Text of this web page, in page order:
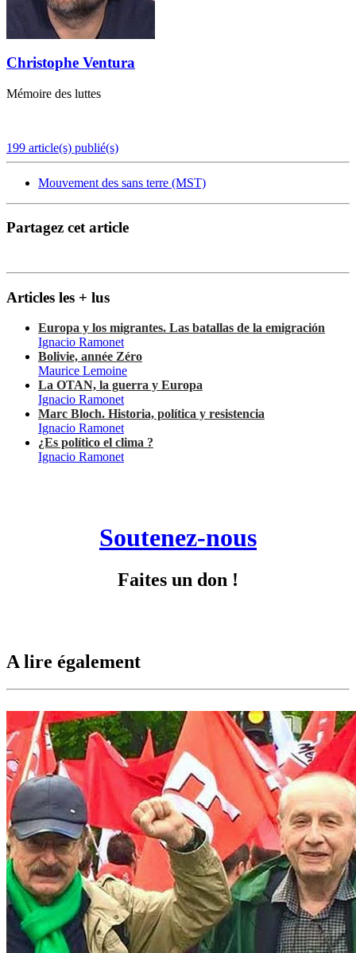
Christophe Ventura
Mémoire des luttes
199 article(s) publié(s)
Mouvement des sans terre (MST)
Partagez cet article
Articles les + lus
Europa y los migrantes. Las batallas de la emigración
Ignacio Ramonet
Bolivie, année Zéro
Maurice Lemoine
La OTAN, la guerra y Europa
Ignacio Ramonet
Marc Bloch. Historia, política y resistencia
Ignacio Ramonet
¿Es político el clima ?
Ignacio Ramonet
Soutenez-nous
Faites un don !
A lire également